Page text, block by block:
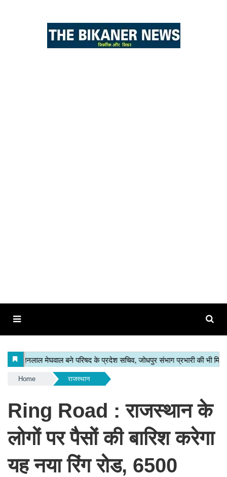
Home राजस्थान
Ring Road : राजस्थान के
लोगों पर पैसों की बारिश करेगा
यह नया रिंग रोड, 6500